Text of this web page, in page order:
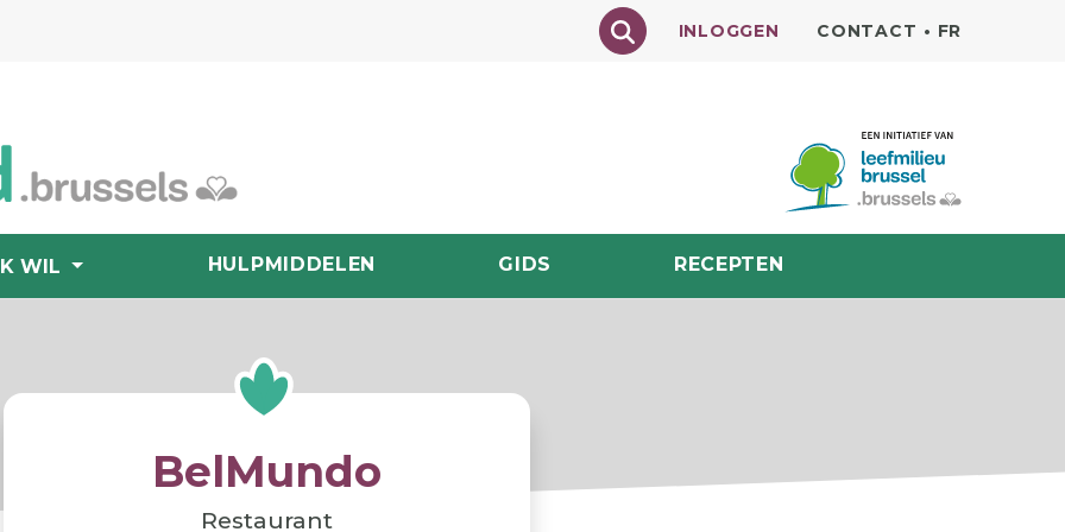
Texte à rechercher
INLOGGEN CONTACT • FR
IK WIL HULPMIDDELEN GIDS RECEPTEN
BelMundo
Restaurant